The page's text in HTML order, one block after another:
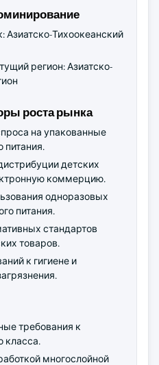
Азиатско-Тихоокеанский
регион: Азиатско-
роста рынка
на упакованные
питания.
детских
коммерцию.
одноразовых
питания.
стандартов
товаров.
к гигиене и
требования к
класса.
многослойной